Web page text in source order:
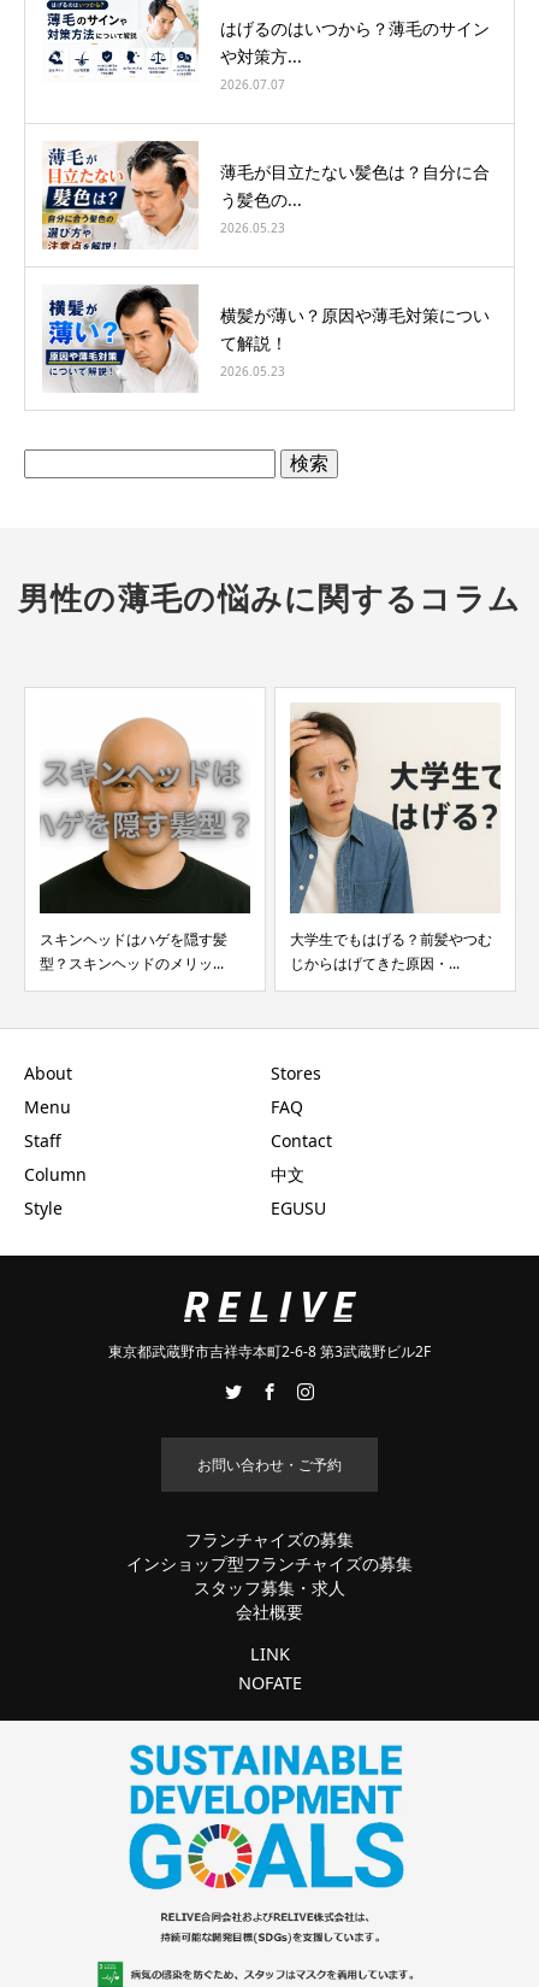
はげるのはいつから？薄毛のサイン
や対策方...
2026.07.07
薄毛が目立たない髪色は？自分に合
う髪色の...
2026.05.23
横髪が薄い？原因や薄毛対策につい
て解説！
2026.05.23
男性の薄毛の悩みに関するコラム
スキンヘッドはハゲを隠す髪
型？スキンヘッドのメリッ...
大学生でもはげる？前髪やつむ
じからはげてきた原因・...
About
Menu
Staff
Column
Style
Stores
FAQ
Contact
中文
EGUSU
東京都武蔵野市吉祥寺本町2-6-8 第3武蔵野ビル2F
お問い合わせ・ご予約
フランチャイズの募集
インショップ型フランチャイズの募集
スタッフ募集・求人
会社概要
LINK
NOFATE